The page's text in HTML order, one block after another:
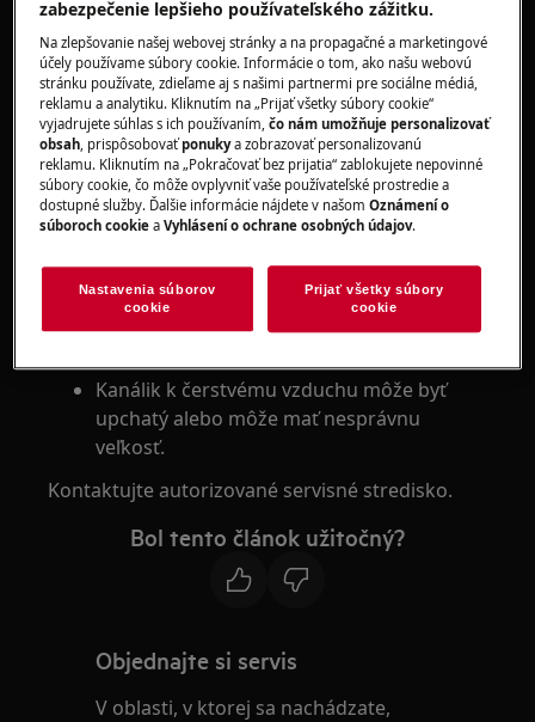
Veľké množstvo vrejúcich kastrólov.
Spotrebič je navrhnutý na absorbovanie pachov,
nie veľkého množstva pary.
Skontrolujte, či sú čisté filtre. V prípade potreby
ich vymeňte.
Uistite sa, že je dostatočné satie z odsávača pár.
stene vychádza vzduch. Ak je zapnutá funkcia
recirkulácie, skontrolujte, či sú správne vložené
Kanálik k čerstvému vzduchu môže byť
upchatý alebo môže mať nesprávnu
veľkosť.
Kontaktujte autorizované servisné stredisko.
Bol tento článok užitočný?
Objednajte si servis
V oblasti, v ktorej sa nachádzate,
zabezpečenie lepšieho používateľského zážitku.
Na zlepšovanie našej webovej stránky a na propagačné a marketingové
účely používame súbory cookie. Informácie o tom, ako našu webovú
stránku používate, zdieľame aj s našimi partnermi pre sociálne médiá,
reklamu a analytiku. Kliknutím na „Prijať všetky súbory cookie“
vyjadrujete súhlas s ich používaním,čo nám umožňuje personalizovať
obsah, prispôsobovaťponukya zobrazovať personalizovanú
reklamu. Kliknutím na „Pokračovať bez prijatia“ zablokujete nepovinné
súbory cookie, čo môže ovplyvniť vaše používateľské prostredie a
dostupné služby. Ďalšie informácie nájdete v našomOznámení o
súboroch cookie aVyhlásení o ochrane osobných údajov.
Nastavenia súborov
cookie
Prijať všetky súbory
cookie